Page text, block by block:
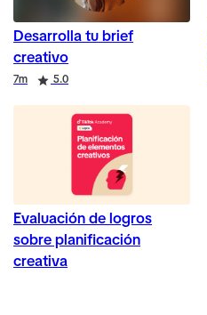
Desarrolla tu brief
creativo
Duration
7m
Rating 5.0
Duration
Rating
Evaluación de logros
sobre planificación
creativa